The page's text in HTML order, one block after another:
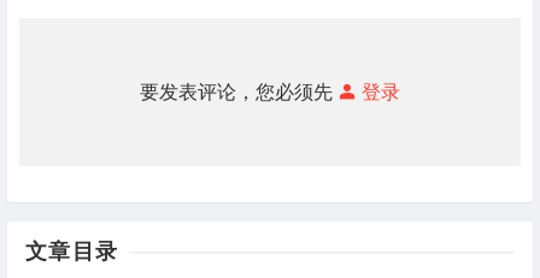
要发表评论，您必须先 登录
文章目录